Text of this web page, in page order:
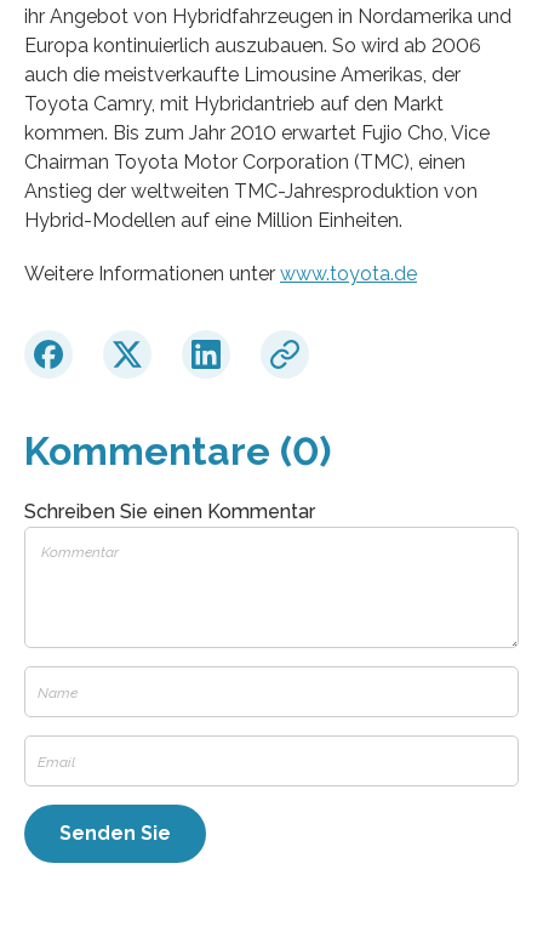
ihr Angebot von Hybridfahrzeugen in Nordamerika und
Europa kontinuierlich auszubauen. So wird ab 2006
auch die meistverkaufte Limousine Amerikas, der
Toyota Camry, mit Hybridantrieb auf den Markt
kommen. Bis zum Jahr 2010 erwartet Fujio Cho, Vice
Chairman Toyota Motor Corporation (TMC), einen
Anstieg der weltweiten TMC-Jahresproduktion von
Hybrid-Modellen auf eine Million Einheiten.
Weitere Informationen unter www.toyota.de
Kommentare (0)
Schreiben Sie einen Kommentar